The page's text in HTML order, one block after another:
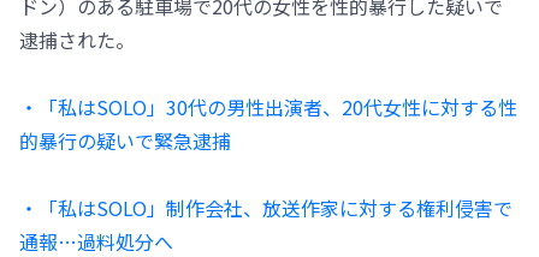
逮捕された。
・「私はSOLO」30代の男性出演者、20代女性に対する性
的暴行の疑いで緊急逮捕
・「私はSOLO」制作会社、放送作家に対する権利侵害で
通報…過料処分へ